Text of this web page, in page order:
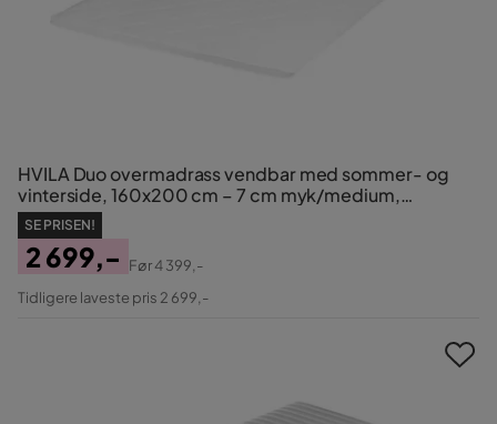
HVILA Duo overmadrass vendbar med sommer- og
vinterside, 160x200 cm – 7 cm myk/medium,
polyeterskum, vaskbart trekk
SE PRISEN!
Pris
2 699,-
Original
Før4 399,-
Tidligere laveste pris 2 699,-